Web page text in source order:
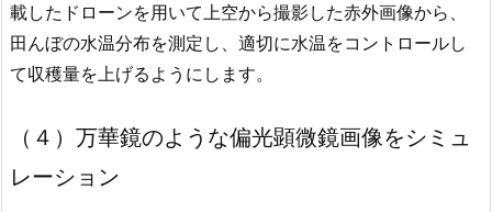
載したドローンを用いて上空から撮影した赤外画像から、
田んぼの水温分布を測定し、適切に水温をコントロールし
て収穫量を上げるようにします。
（４）万華鏡のような偏光顕微鏡画像をシミュ
レーション